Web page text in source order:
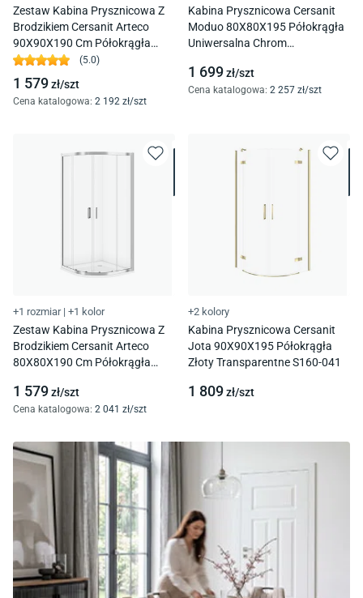
Zestaw Kabina Prysznicowa Z
Brodzikiem Cersanit Arteco
90X90X190 Cm Półokrągła
Chrom Brodzik Tako 4 Cm S601-
359
(5.0)
1 579zł/szt
Cena katalogowa: 2 192 zł/szt
Kabina Prysznicowa Cersanit
Moduo 80X80X195 Półokrągła
Uniwersalna Chrom
1 699zł/szt
Cena katalogowa: 2 257 zł/szt
+1 rozmiar | +1 kolor
Zestaw Kabina Prysznicowa Z
Brodzikiem Cersanit Arteco
80X80X190 Cm Półokrągła
360
1 579zł/szt
Cena katalogowa: 2 041 zł/szt
+2 kolory
Kabina Prysznicowa Cersanit
Jota 90X90X195 Półokrągła
Złoty Transparentne S160-041
1 809zł/szt